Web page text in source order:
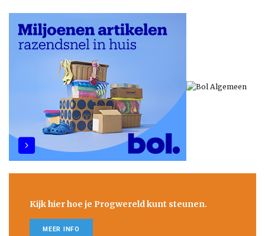
Kijk hier hoe je Progwereld kunt steunen.
MEER INFO